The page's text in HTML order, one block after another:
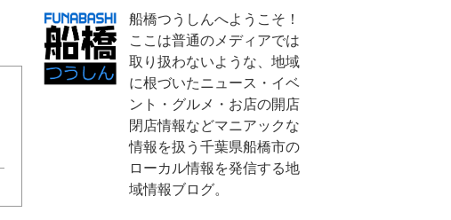
船橋つうしんへようこそ！
ここは普通のメディアでは
取り扱わないような、地域
に根づいたニュース・イベ
ント・グルメ・お店の開店
閉店情報などマニアックな
情報を扱う千葉県船橋市の
ローカル情報を発信する地
域情報ブログ。